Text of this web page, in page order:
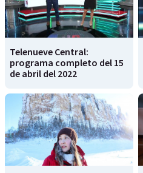
Telenueve Central:
programa completo del 15
de abril del 2022